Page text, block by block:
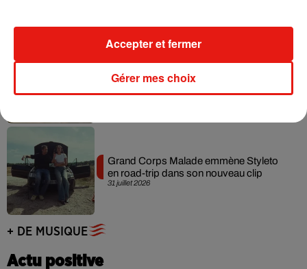
4 août 2026
sa tournée mondiale
31 juillet 2026
Grand Corps Malade emmène Styleto
en road-trip dans son nouveau clip
+ DE MUSIQUE
Actu positive
Gérer mes choix
Accepter et fermer